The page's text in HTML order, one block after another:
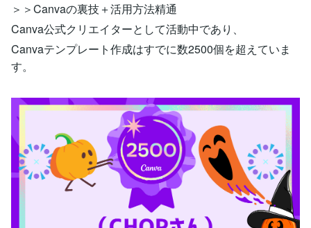
＞＞Canvaの裏技＋活用方法精通
Canva公式クリエイターとして活動中であり、
Canvaテンプレート作成はすでに数2500個を超えていま
す。